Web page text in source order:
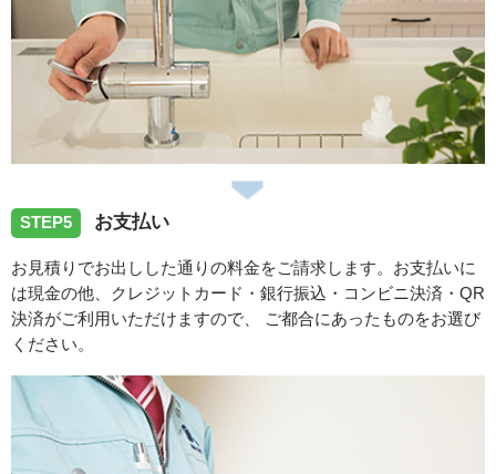
STEP5 お支払い
お見積りでお出しした通りの料金をご請求します。お支払いに
は現金の他、クレジットカード・銀行振込・コンビニ決済・QR
決済がご利用いただけますので、 ご都合にあったものをお選び
ください。